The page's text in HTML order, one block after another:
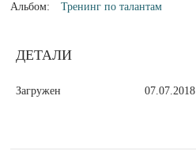
Альбом: Тренинг по талантам
ДЕТАЛИ
Загружен 07.07.2018